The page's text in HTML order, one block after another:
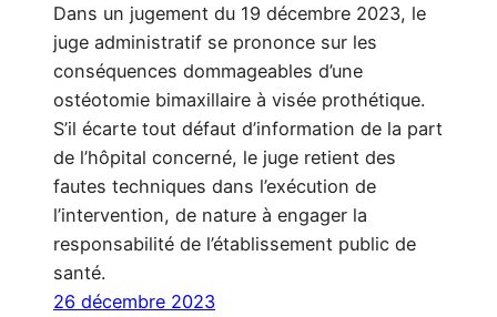
Dans un jugement du 19 décembre 2023, le
juge administratif se prononce sur les
conséquences dommageables d’une
ostéotomie bimaxillaire à visée prothétique.
S’il écarte tout défaut d’information de la part
de l’hôpital concerné, le juge retient des
fautes techniques dans l’exécution de
l’intervention, de nature à engager la
responsabilité de l’établissement public de
santé.
26 décembre 2023